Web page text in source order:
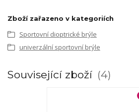
Zboží zařazeno v kategoriích
Sportovní dioptrické brýle
univerzální sportovní brýle
Související zboží 4